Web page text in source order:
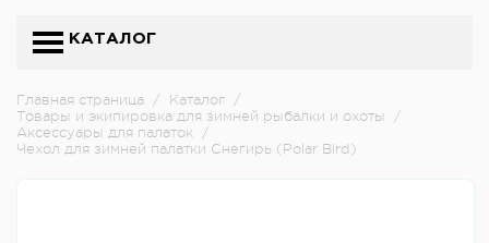
КАТАЛОГ
Главная страница / Каталог /
Товары и экипировка для зимней рыбалки и охоты
/
Аксессуары для палаток /
Чехол для зимней палатки Снегирь (Polar Bird)